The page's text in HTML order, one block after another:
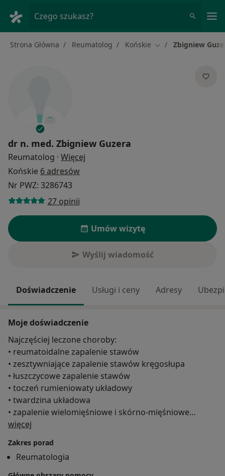
Czego szukasz?
Strona Główna Reumatolog Końskie Zmień miasto
Zbigniew
dr n. med. Zbigniew Guzera
Reumatolog · Więcej
Końskie 6 adresów
Nr PWZ: 3286743
27 opinii
Umów wizytę
Wyślij wiadomość
Doświadczenie Usługi i ceny Adresy
Moje doświadczenie
Najczęściej leczone choroby:
• reumatoidalne zapalenie stawów
• zesztywniające zapalenie stawów kręgosłupa
• łuszczycowe zapalenie stawów
• toczeń rumieniowaty układowy
• twardzina układowa
• zapalenie wielomięśniowe i skórno-mięśniowe
• choroba Sjögrena
więcej
Zakres porad
Reumatologia